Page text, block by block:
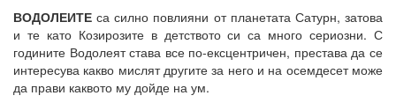
ВОДОЛЕИТЕ са силно повлияни от планетата Сатурн, затова
и те като Козирозите в детството си са много сериозни. С
годините Водолеят става все по-ексцентричен, престава да се
интересува какво мислят другите за него и на осемдесет може
да прави каквото му дойде на ум.